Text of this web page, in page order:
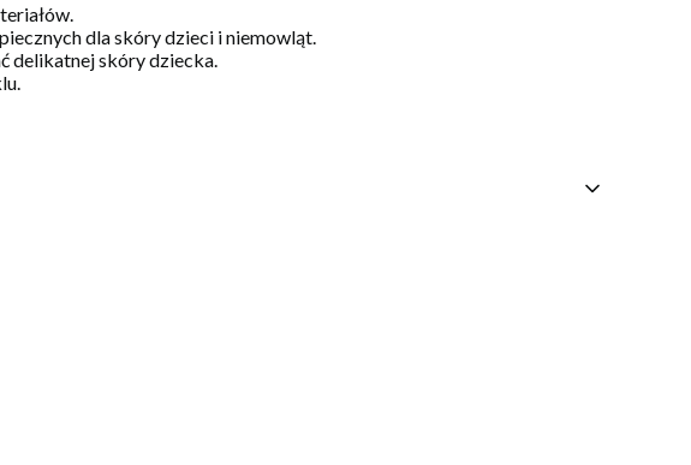
dla skóry dzieci i niemowląt.
delikatnej skóry dziecka.